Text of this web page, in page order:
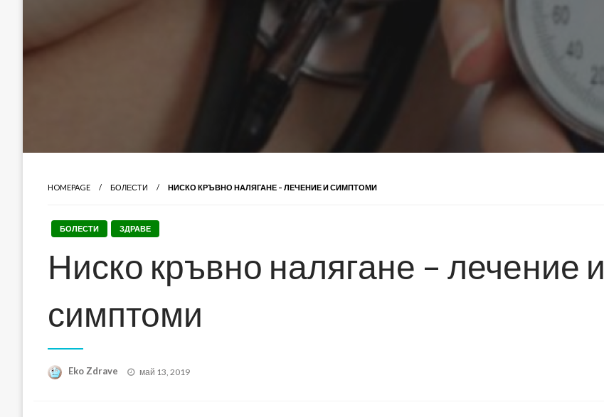
HOMEPAGE БОЛЕСТИ НИСКО КРЪВНО НАЛЯГАНЕ – ЛЕЧЕНИЕ И СИМПТОМИ
БОЛЕСТИ ЗДРАВЕ
Ниско кръвно налягане – лечение и
симптоми
Eko Zdrave
Posted
май 13, 2019